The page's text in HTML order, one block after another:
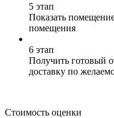
5 этап
Показать
помещения
6 этап
Получить готовый
доставку по
Стоимость оценки